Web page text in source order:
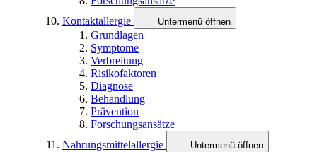
Kontaktallergie
Untermenü öffnen
Grundlagen
Symptome
Verbreitung
Risikofaktoren
Diagnose
Behandlung
Prävention
Forschungsansätze
Nahrungsmittelallergie
Untermenü öffnen